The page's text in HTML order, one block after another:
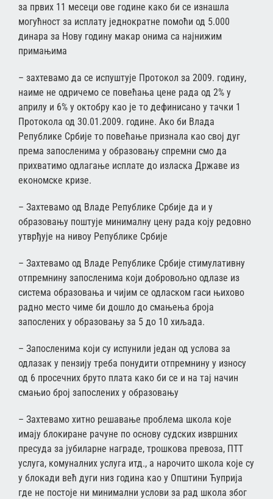
за првих 11 месеци ове године како би се изнашла
могућност за исплату једнократне помоћи од 5.000
динара за Нову годину макар онима са најнижим
примањима
– захтевамо да се испуштује Протокол за 2009. годину,
наиме не одричемо се повећања цене рада од 2% у
априлу и 6% у октобру као је то дефинисано у тачки 1
Протокола од 30.01.2009. године. Ако би Влада
Републике Србије то повећање признала као свој дуг
према запосленима у образовању спремни смо да
прихватимо одлагање исплате до изласка Државе из
економске кризе.
– Захтевамо од Владе Републике Србије да и у
образовању поштује минималну цену рада коју редовно
утврђује на нивоу Републике Србије
– Захтевамо од Владе Републике Србије стимулативну
отпремнину запосленима који добровољно одлазе из
система образовања и чијим се одласком гаси њихово
радно место чиме би дошло до смањења броја
запослених у образовању за 5 до 10 хиљада.
– Запосленима који су испунили један од услова за
одлазак у пензију треба понудити отпремнину у износу
од 6 просечних бруто плата како би се и на тај начин
смањио број запослених у образовању
– Захтевамо хитно решавање проблема школа које
имају блокиране рачуне по основу судских извршних
пресуда за јубиларне награде, трошкова превоза, ПТТ
услуга, комуналних услуга итд., а нарочито школа које су
у блокади већ дуги низ година као у Општини Ћуприја
где не постоје ни минимални услови за рад школа због